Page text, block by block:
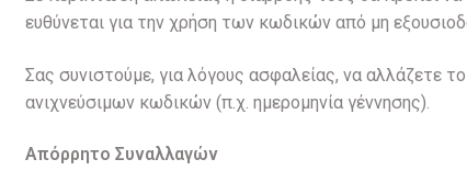
ευθύνεται για την χρήση των κωδικών από μη
Σας συνιστούμε, για λόγους ασφαλείας, να αλλάζετε
ανιχνεύσιμων κωδικών (π.χ. ημερομηνία γέννησης).
Απόρρητο Συναλλαγών